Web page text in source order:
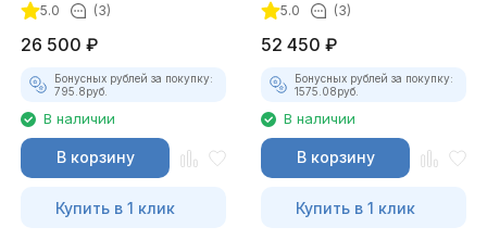
5.0 (3)
26 500 ₽
Бонусных рублей за покупку:
795.8руб.
В наличии
В корзину
Купить в 1 клик
спецтехники
5.0 (3)
52 450 ₽
Бонусных рублей за покупку:
1575.08руб.
В наличии
В корзину
Купить в 1 клик